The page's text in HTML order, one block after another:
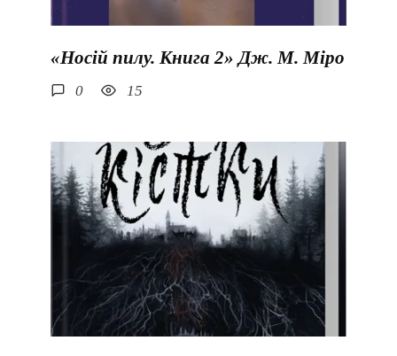
«Носій пилу. Книга 2» Дж. М. Міро
0 15